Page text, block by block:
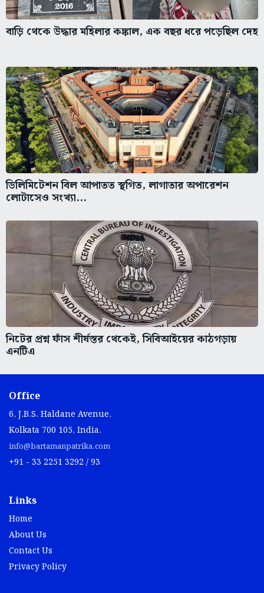
বাড়ি থেকে উদ্ধার মহিলার কঙ্কাল, এক বছর ধরে পড়েছিল দেহ
ডিলিমিটেশন বিল আপাতত স্থগিত, লাগাতার অপারেশন
লোটাসেও সংখ্যা...
নিটের প্রশ্ন ফাঁস শীর্ষস্তর থেকেই, সিবিআইয়ের কাঠগড়ায়
এনটিএ
Office
6, J.B.S. Haldane Avenue,
Kolkata 700 105, India.
info@bartamanpatrika.com
+91 - 33 2251 3292 / 93
Links
Home
About Us
Contact Us
Privacy Policy